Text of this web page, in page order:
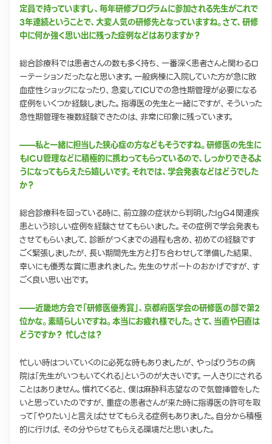
定員で持っていますし、毎年研修プログラムに参加される先生がこれで
3年連続ということで、大変人気の研修先となっていますね。さて、研修
中に何か強く思い出に残った症例などはありますか？
総合診療科では患者さんの数も多く持ち、一番深く患者さんと関わるロ
ーテーションだったなと思います。一般病棟に入院していた方が急に敗
血症性ショックになったり、急変してICUでの急性期管理が必要になる
症例をいくつか経験しました。指導医の先生と一緒にですが、そういった
急性期管理を複数経験できたのは、非常に印象に残っています。
——私と一緒に担当した狭心症の方などもそうですね。研修医の先生に
もICU管理などに積極的に携わってもらっているので、しっかりできるよ
うになってもらえたら嬉しいです。それでは、学会発表などはどうでした
か？
総合診療科を回っている時に、前立腺の症状から判明したIgG4関連疾
患という珍しい症例を経験させてもらいました。その症例で学会発表も
させてもらいまして、診断がつくまでの過程も含め、初めての経験です
ごく緊張しましたが、長い期間先生方と打ち合わせして準備した結果、
幸いにも優秀な賞に恵まれました。先生のサポートのおかげですが、す
ごく良い思い出です。
——近畿地方会で「研修医優秀賞」、京都府医学会の研修医の部で第2
位かな。素晴らしいですね。本当にお疲れ様でした。さて、当直や日直は
どうですか？ 忙しさは？
忙しい時はついていくのに必死な時もありましたが、やっぱりうちの病
院は「先生がいつもいてくれる」というのが大きいです。一人きりにされる
ことはありません。慣れてくると、僕は麻酔科志望なので気管挿管をした
いと思っていたのですが、重症の患者さんが来た時に指導医の許可を取
って「やりたい」と言えばさせてもらえる症例もありました。自分から積極
的に行けば、その分やらせてもらえる環境だと思いました。